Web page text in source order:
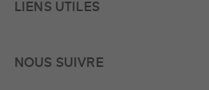
LIENS UTILES
NOUS SUIVRE